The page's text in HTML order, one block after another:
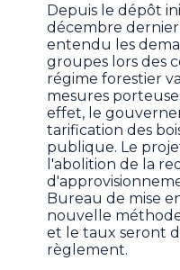
Depuis le dépôt
décembre
entendu les
groupes lors des
régime forestier
mesures
effet, le
tarification des
publique. Le
l'abolition de la
Bureau de mise
nouvelle
et le taux seront
règlement.